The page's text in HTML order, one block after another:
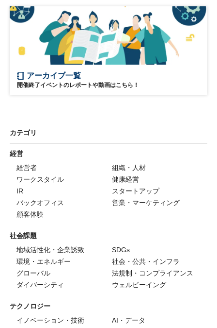
アーカイブ一覧
開催終了イベントのレポートや動画はこちら！
カテゴリ
経営
経営者
組織・人材
ワークスタイル
健康経営
IR
スタートアップ
バックオフィス
営業・マーケティング
顧客体験
社会課題
地域活性化・企業誘致
SDGs
環境・エネルギー
社会・公共・インフラ
グローバル
法規制・コンプライアンス
ダイバーシティ
ウェルビーイング
テクノロジー
イノベーション・技術
AI・データ